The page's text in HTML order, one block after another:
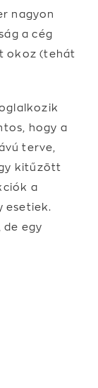
nagyon
a cég
okoz (tehát
hogy a
terve,
kitűzött
a
esetiek.
de egy